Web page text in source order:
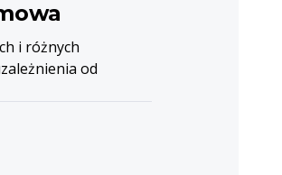
i różnych
od